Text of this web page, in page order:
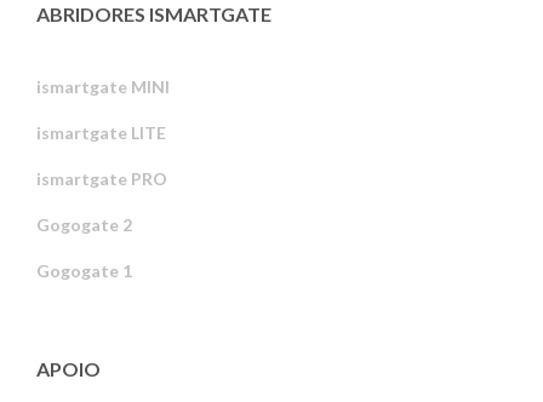
ABRIDORES ISMARTGATE
ismartgate MINI
ismartgate LITE
ismartgate PRO
Gogogate 2
Gogogate 1
APOIO